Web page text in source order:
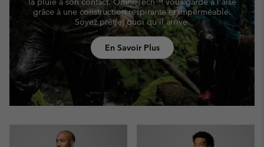
grâce à une construction respirante et imperméable.
Soyez prêt(e) quoi qu'il arrive.
En Savoir Plus